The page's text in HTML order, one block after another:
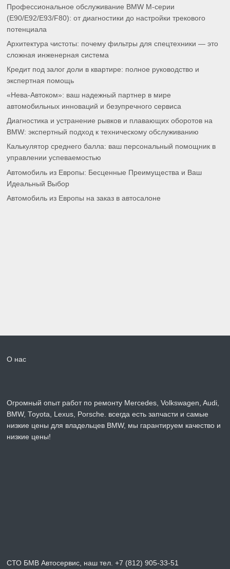
Профессиональное обслуживание BMW M-серии
(E90/E92/E93/F80): от диагностики до настройки трекового
потенциала
Архитектура чистоты: почему фильтры для спецтехники — это
сложная инженерная система
Кредит под залог доли в квартире: полное руководство и
экспертная помощь
«Нева-Автоком»: ваш надежный партнер в мире
автомобильных инноваций и безупречного сервиса
Диагностика и устранение рывков и плавающих оборотов на
BMW: экспертный подход к техническому обслуживанию
Калькулятор среднего балла: ваш персональный помощник в
управлении успеваемостью
Автомобиль из Европы: Бесценные Преимущества и Ваш
Идеальный Выбор
Автомобиль из Европы на заказ в автосалоне
О нас
Огромный опыт работ по ремонту Mercedes, Volkswagen, Audi,
BMW, Toyota, Lexus, Porsche. всегда есть запчасти и самые
низкие цены для владельцев BMW, мы гарантируем качество и
низкие цены!
СТО БМВ Автосервис, наш тел. +7 (812) 905-33-51